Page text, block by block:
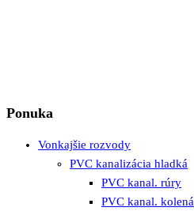
Ponuka
Vonkajšie rozvody
PVC kanalizácia hladká
PVC kanal. rúry
PVC kanal. kolená